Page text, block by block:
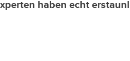
haben echt